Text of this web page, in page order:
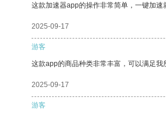
这款加速器app的操作非常简单，一键加速
2025-09-17
游客
这款app的商品种类非常丰富，可以满足我
2025-09-17
游客